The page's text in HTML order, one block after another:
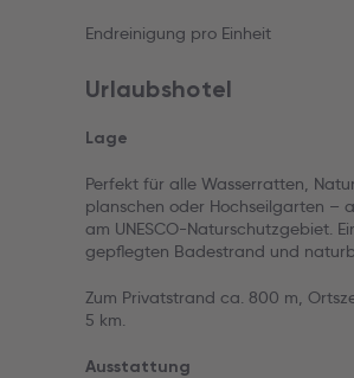
Endreinigung pro Einheit
Urlaubshotel
Lage
Perfekt für alle Wasserratten,
planschen oder Hochseilgarten –
am UNESCO-Naturschutzgebiet.
gepflegten Badestrand und
Zum Privatstrand ca. 800 m,
5 km.
Ausstattung